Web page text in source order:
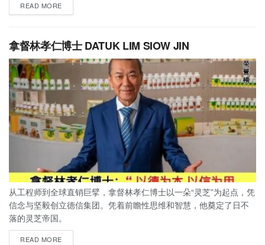
READ MORE
拿督林孝仁博士 DATUK LIM SIOW JIN
从工程师到全球直销巨擘，拿督林孝仁博士以一朵“灵芝”为起点，凭
信念与坚毅创立德信集团。凭着前瞻性思维和智慧，他奠定了日不
落的灵芝帝国。
READ MORE